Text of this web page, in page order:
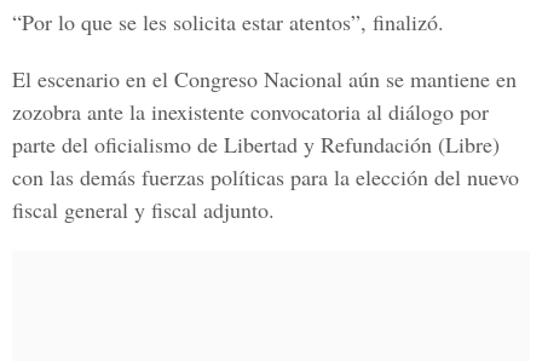
“Por lo que se les solicita estar atentos”, finalizó.
El escenario en el Congreso Nacional aún se mantiene en
zozobra ante la inexistente convocatoria al diálogo por
parte del oficialismo de Libertad y Refundación (Libre)
con las demás fuerzas políticas para la elección del nuevo
fiscal general y fiscal adjunto.